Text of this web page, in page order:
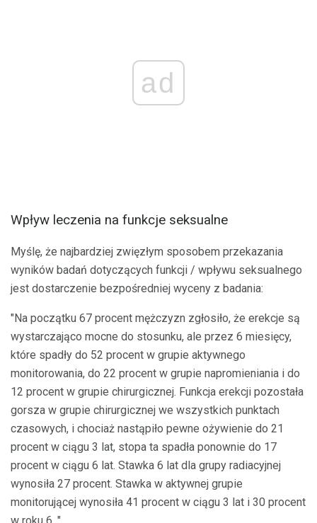
ad
Wpływ leczenia na funkcje seksualne
Myślę, że najbardziej zwięzłym sposobem przekazania
wyników badań dotyczących funkcji / wpływu seksualnego
jest dostarczenie bezpośredniej wyceny z badania:
"Na początku 67 procent mężczyzn zgłosiło, że erekcje są
wystarczająco mocne do stosunku, ale przez 6 miesięcy,
które spadły do ​​52 procent w grupie aktywnego
monitorowania, do 22 procent w grupie napromieniania i do
12 procent w grupie chirurgicznej. Funkcja erekcji pozostała
gorsza w grupie chirurgicznej we wszystkich punktach
czasowych, i chociaż nastąpiło pewne ożywienie do 21
procent w ciągu 3 lat, stopa ta spadła ponownie do 17
procent w ciągu 6 lat. Stawka 6 lat dla grupy radiacyjnej
wynosiła 27 procent. Stawka w aktywnej grupie
monitorującej wynosiła 41 procent w ciągu 3 lat i 30 procent
w roku 6. "